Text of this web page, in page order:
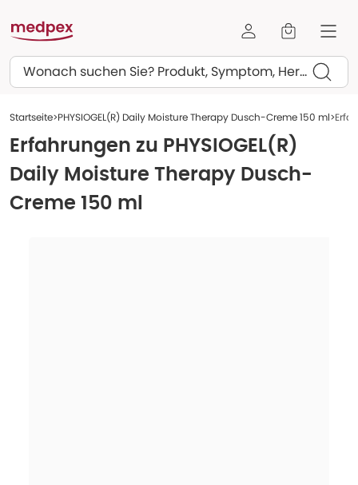
Suchen
Startseite PHYSIOGEL(R) Daily Moisture Therapy Dusch-Creme 150 ml
Erfahrungen zu PHYSIOGEL(R)
Daily Moisture Therapy Dusch-
Creme 150 ml